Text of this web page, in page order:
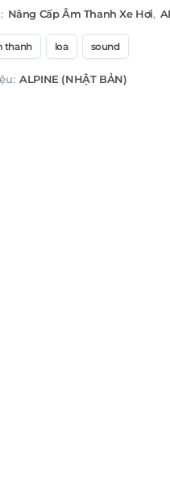
Nâng Cấp Âm Thanh Xe Hơi,
thanh loa sound
ALPINE (NHẬT BẢN)